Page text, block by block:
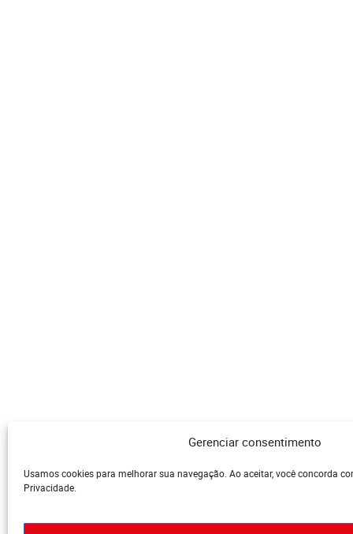
Gerenciar consentimento
Usamos cookies para melhorar sua navegação. Ao aceitar, você concorda
Privacidade.